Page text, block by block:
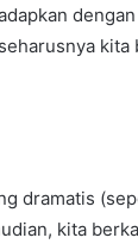
dramatis
kita